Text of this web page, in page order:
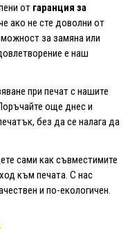
от гаранция за
ако не сте доволни от
за замяна или
е наш
при печат с нашите
още днес и
без да се налага да
сами как съвместимите
към печата. С нас
и по-екологичен.